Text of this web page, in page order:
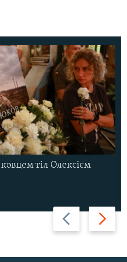
Назад Вперед
тіл Олексієм